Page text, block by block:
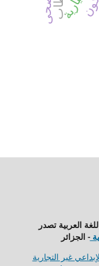
العربية تصدر
- الجزائر
غير التجارية